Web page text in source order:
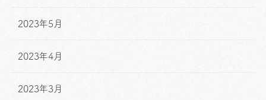
2023年5月
2023年4月
2023年3月